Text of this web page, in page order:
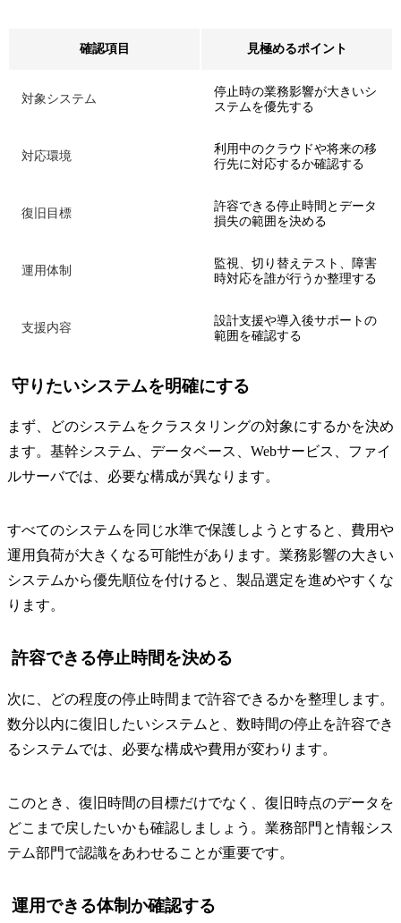
確認項目 見極めるポイント
対象システム
停止時の業務影響が大きいシ
ステムを優先する
対応環境
利用中のクラウドや将来の移
行先に対応するか確認する
復旧目標
許容できる停止時間とデータ
損失の範囲を決める
運用体制
監視、切り替えテスト、障害
時対応を誰が行うか整理する
支援内容
設計支援や導入後サポートの
範囲を確認する
守りたいシステムを明確にする
まず、どのシステムをクラスタリングの対象にするかを決め
ます。基幹システム、データベース、Webサービス、ファイ
ルサーバでは、必要な構成が異なります。
すべてのシステムを同じ水準で保護しようとすると、費用や
運用負荷が大きくなる可能性があります。業務影響の大きい
システムから優先順位を付けると、製品選定を進めやすくな
ります。
許容できる停止時間を決める
次に、どの程度の停止時間まで許容できるかを整理します。
数分以内に復旧したいシステムと、数時間の停止を許容でき
るシステムでは、必要な構成や費用が変わります。
このとき、復旧時間の目標だけでなく、復旧時点のデータを
どこまで戻したいかも確認しましょう。業務部門と情報シス
テム部門で認識をあわせることが重要です。
運用できる体制か確認する